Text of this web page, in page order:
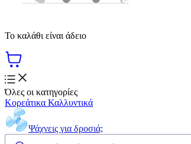
Το καλάθι είναι άδειο
Όλες οι κατηγορίες
Κορεάτικα Καλλυντικά
Ψάχνεις για δροσιά;